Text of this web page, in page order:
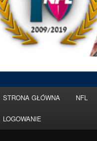
Przeskocz
do
Przeskocz
do
STRONA GŁÓWNA NFL
LOGOWANIE